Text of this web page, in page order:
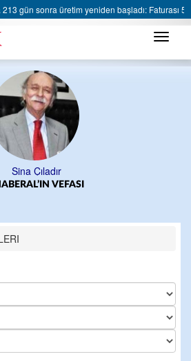
213 gün sonra üretim yeniden başladı: Faturası 5
Menü
Sina Çıladır
VEFASI